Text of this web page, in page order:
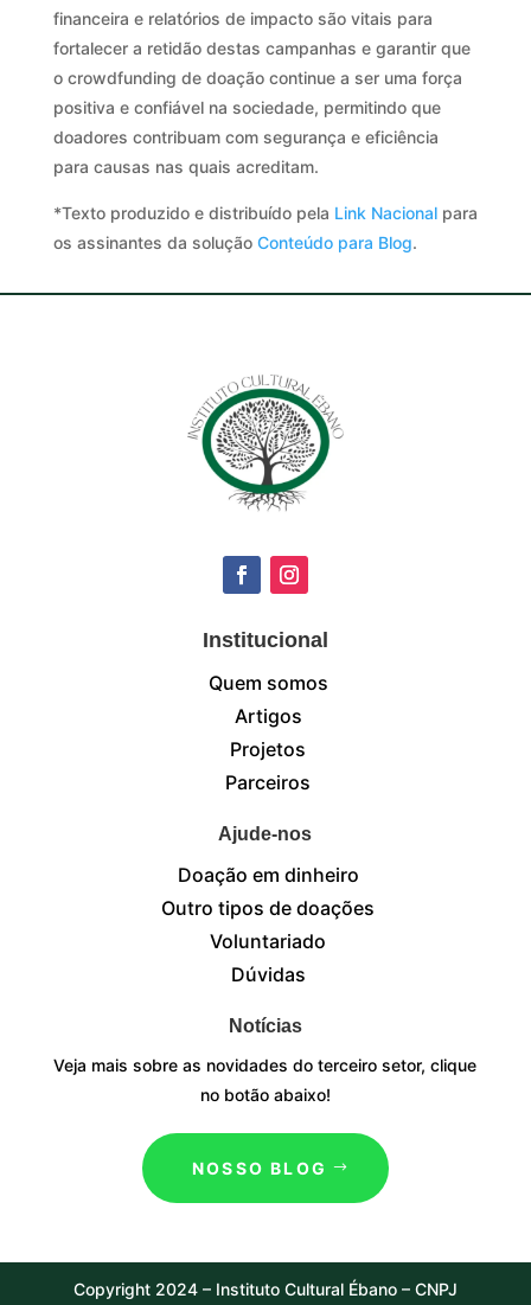
financeira e relatórios de impacto são vitais para
fortalecer a retidão destas campanhas e garantir que
o crowdfunding de doação continue a ser uma força
positiva e confiável na sociedade, permitindo que
doadores contribuam com segurança e eficiência
para causas nas quais acreditam.
*Texto produzido e distribuído pela Link Nacionalpara
os assinantes da solução Conteúdo para Blog.
Institucional
Quem somos
Artigos
Projetos
Parceiros
Ajude-nos
Doação em dinheiro
Outro tipos de doações
Voluntariado
Dúvidas
Notícias
Veja mais sobre as novidades do terceiro setor, clique
no botão abaixo!
NOSSO BLOG
Copyright 2024 – Instituto Cultural Ébano – CNPJ